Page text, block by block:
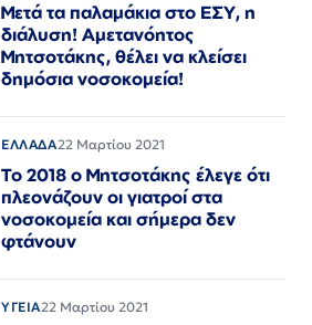
Μετά τα παλαμάκια στο ΕΣΥ, η
διάλυση! Αμετανόητος
Μητσοτάκης, θέλει να κλείσει
δημόσια νοσοκομεία!
ΕΛΛΑΔΑ22 Μαρτίου 2021
Το 2018 ο Μητσοτάκης έλεγε ότι
πλεονάζουν οι γιατροί στα
νοσοκομεία και σήμερα δεν
φτάνουν
ΥΓΕΙΑ22 Μαρτίου 2021